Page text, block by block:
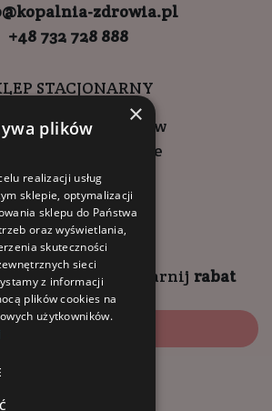
zdrowia.pl
+48 732 728 888
STACJONARNY
6, Kraków
Buma Square
otwarcia:
- 18:00 (pon-pt)
10:00 - 14:00 (sob)
NEWSLETTER zgarnij rabat
Zapisz się
×
plików
realizacji usług
sklepie, optymalizacji
sklepu do Państwa
oraz wyświetlania,
skuteczności
sieci
z informacji
plików cookies na
użytkowników.